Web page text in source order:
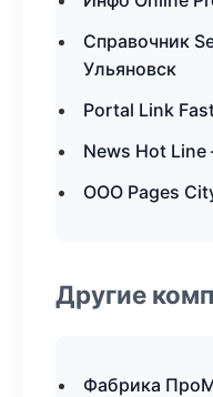
Справочник
Ульяновск
Portal Link
News Hot
ООО Pages
Другие
Фабрика